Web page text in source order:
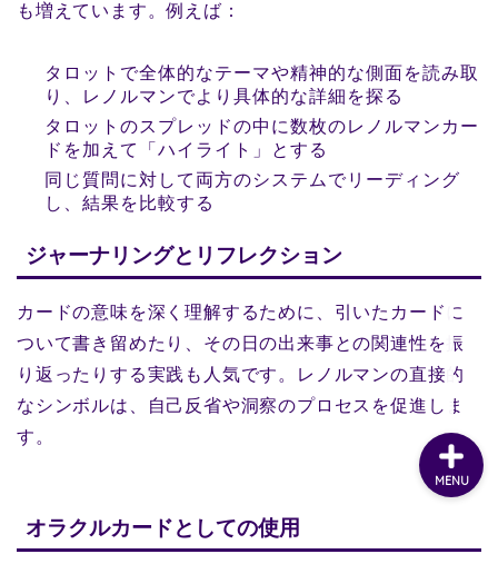
も増えています。例えば：
タロットで全体的なテーマや精神的な側面を読み取
り、レノルマンでより具体的な詳細を探る
タロットのスプレッドの中に数枚のレノルマンカー
ドを加えて「ハイライト」とする
同じ質問に対して両方のシステムでリーディング
し、結果を比較する
ジャーナリングとリフレクション
カードの意味を深く理解するために、引いたカードに
ついて書き留めたり、その日の出来事との関連性を振
り返ったりする実践も人気です。レノルマンの直接的
なシンボルは、自己反省や洞察のプロセスを促進しま
す。
オラクルカードとしての使用
MENU